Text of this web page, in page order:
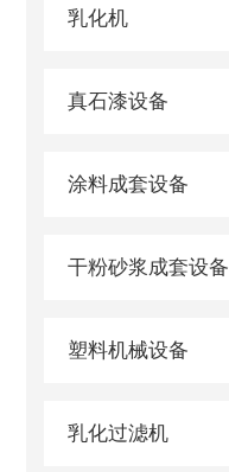
乳化机
真石漆设备
涂料成套设备
干粉砂浆成套设备
塑料机械设备
乳化过滤机